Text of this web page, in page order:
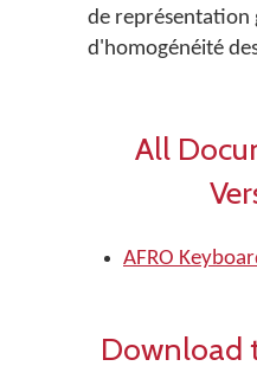
de représentation
d'homogénéité
All
AFRO
Download